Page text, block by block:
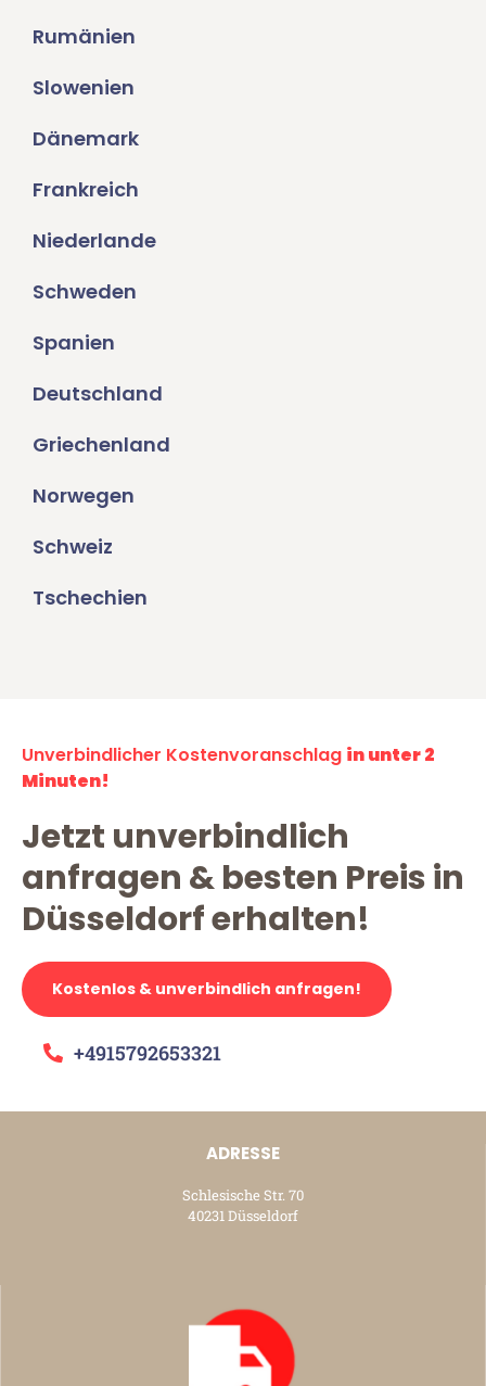
Rumänien
Slowenien
Dänemark
Frankreich
Niederlande
Schweden
Spanien
Deutschland
Griechenland
Norwegen
Schweiz
Tschechien
Unverbindlicher Kostenvoranschlag in unter 2
Minuten!
Jetzt unverbindlich
anfragen & besten Preis in
Düsseldorf erhalten!
Kostenlos & unverbindlich anfragen!
+4915792653321
ADRESSE
Schlesische Str. 70
40231 Düsseldorf